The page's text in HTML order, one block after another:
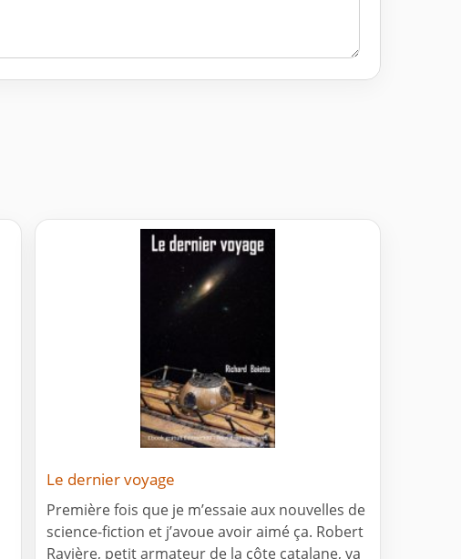
Le dernier voyage
Première fois que je m’essaie aux nouvelles de
science-fiction et j’avoue avoir aimé ça. Robert
Ravière, petit armateur de la côte catalane, va